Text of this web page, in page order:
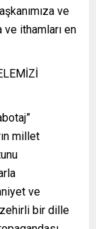
ve
ve ithamları en
millet
ve
bir dille